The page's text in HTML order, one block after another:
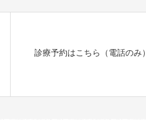
診療予約はこちら（電話のみ）